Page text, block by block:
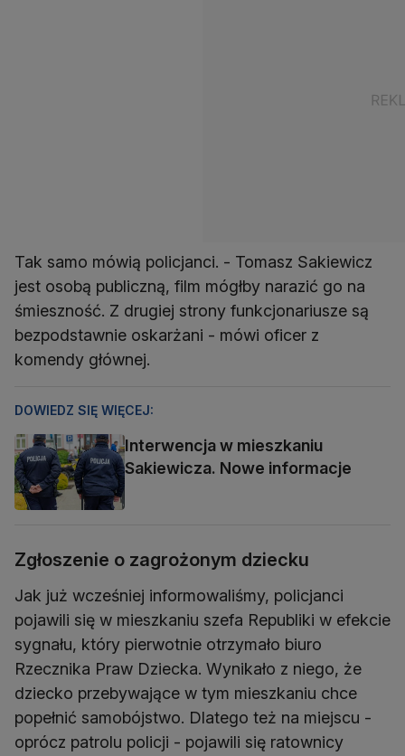
Tak samo mówią policjanci. - Tomasz Sakiewicz
jest osobą publiczną, film mógłby narazić go na
śmieszność. Z drugiej strony funkcjonariusze są
bezpodstawnie oskarżani - mówi oficer z
komendy głównej.
DOWIEDZ SIĘ WIĘCEJ:
Interwencja w mieszkaniu
Sakiewicza. Nowe informacje
Zgłoszenie o zagrożonym dziecku
Jak już wcześniej informowaliśmy, policjanci
pojawili się w mieszkaniu szefa Republiki w efekcie
sygnału, który pierwotnie otrzymało biuro
Rzecznika Praw Dziecka. Wynikało z niego, że
dziecko przebywające w tym mieszkaniu chce
popełnić samobójstwo. Dlatego też na miejscu -
oprócz patrolu policji - pojawili się ratownicy